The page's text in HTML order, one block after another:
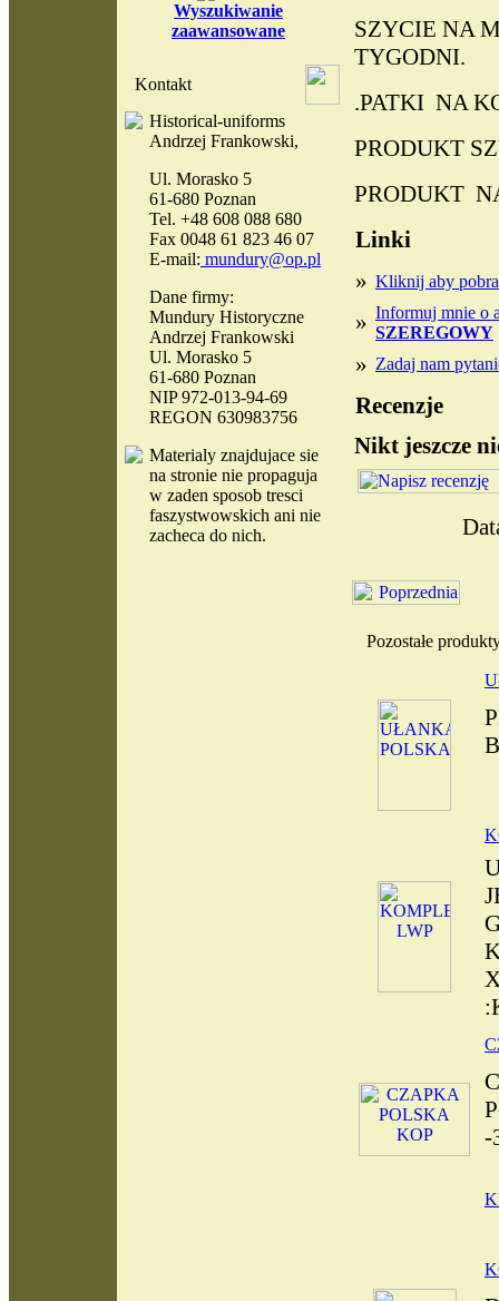
Wyszukiwanie
zaawansowane
Kontakt
Historical-uniforms
Andrzej Frankowski,
Ul. Morasko 5
61-680 Poznan
Tel. +48 608 088 680
Fax 0048 61 823 46 07
E-mail: mundury@op.pl
Dane firmy:
Mundury Historyczne
Andrzej Frankowski
Ul. Morasko 5
61-680 Poznan
NIP 972-013-94-69
REGON 630983756
Materialy znajdujace sie
na stronie nie propaguja
w zaden sposob tresci
faszystwowskich ani nie
zacheca do nich.
SZYCIE NA
TYGODNI.
.PATKI NA
PRODUKT
PRODUKT
Linki
» Kliknij aby
» Informuj mnie o
SZEREGOWY
» Zadaj nam
Recenzje
Nikt jeszcze
Pozostałe
-